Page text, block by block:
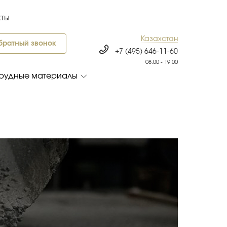
звонок
Казахстан
+7 (495) 646-11-60
08.00 - 19.00
материалы